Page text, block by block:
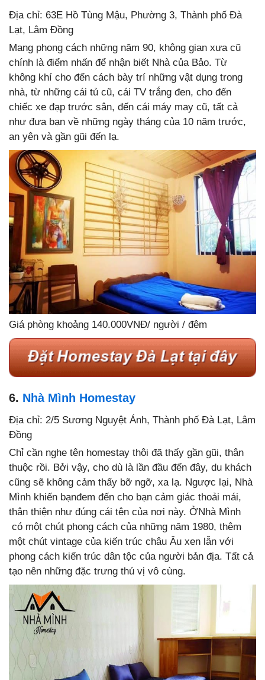
Địa chỉ: 63E Hồ Tùng Mậu, Phường 3, Thành phố Đà
Lạt, Lâm Đồng
Mang phong cách những năm 90, không gian xưa cũ
chính là điểm nhấn để nhận biết Nhà của Bảo. Từ
không khí cho đến cách bày trí những vật dụng trong
nhà, từ những cái tủ cũ, cái TV trắng đen, cho đến
chiếc xe đạp trước sân, đến cái máy may cũ, tất cả
như đưa bạn về những ngày tháng của 10 năm trước,
an yên và gần gũi đến lạ.
Giá phòng khoảng 140.000VNĐ/ người / đêm
6. Nhà Mình Homestay
Địa chỉ: 2/5 Sương Nguyệt Ánh, Thành phố Đà Lạt, Lâm
Đồng
Chỉ cần nghe tên homestay thôi đã thấy gần gũi, thân
thuộc rồi. Bởi vậy, cho dù là lần đầu đến đây, du khách
cũng sẽ không cảm thấy bỡ ngỡ, xa lạ. Ngược lại, Nhà
Mình khiến bạnđem đến cho bạn cảm giác thoải mái,
thân thiện như đúng cái tên của nơi này. ỞNhà Mình
có một chút phong cách của những năm 1980, thêm
một chút vintage của kiến trúc châu Âu xen lẫn với
phong cách kiến trúc dân tộc của người bản địa. Tất cả
tạo nên những đặc trưng thú vị vô cùng.